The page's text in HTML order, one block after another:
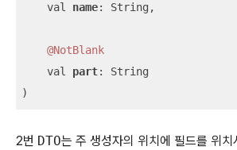
    val
name: String,
@NotBlank
    val
part: String
)
2번 DTO는 주 생성자의 위치에 필드를 위